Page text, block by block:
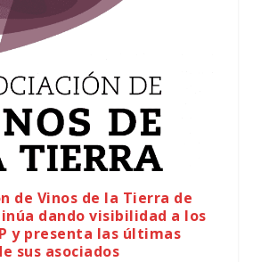
de Vinos de la Tierra de
dando visibilidad a los
y presenta las últimas
sus asociados